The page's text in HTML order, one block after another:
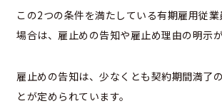
この2つの条件を満たしている有期雇用従
場合は、雇止めの告知や雇止め理由の明示が
雇止めの告知は、少なくとも契約期間満了
とが定められています。